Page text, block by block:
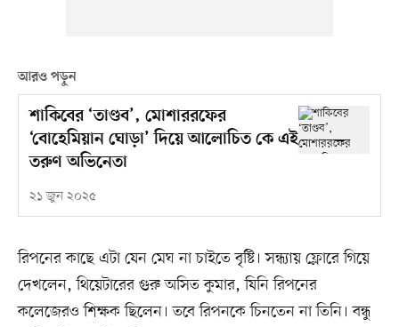
আরও পড়ুন
শাকিবের ‘তাণ্ডব’, মোশাররফের
‘বোহেমিয়ান ঘোড়া’ দিয়ে আলোচিত কে এই
তরুণ অভিনেতা
২১ জুন ২০২৫
রিপনের কাছে এটা যেন মেঘ না চাইতে বৃষ্টি। সন্ধ্যায় ফ্লোরে গিয়ে
দেখলেন, থিয়েটারের গুরু অসিত কুমার, যিনি রিপনের
কলেজেরও শিক্ষক ছিলেন। তবে রিপনকে চিনতেন না তিনি। বন্ধু